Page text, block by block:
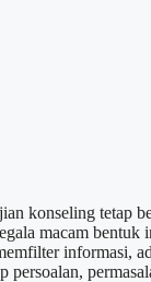
konseling tetap
macam
informasi,